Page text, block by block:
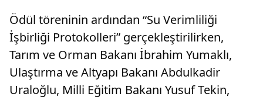
Ödül töreninin ardından “Su Verimliliği
İşbirliği Protokolleri” gerçekleştirilirken,
Tarım ve Orman Bakanı İbrahim Yumaklı,
Ulaştırma ve Altyapı Bakanı Abdulkadir
Uraloğlu, Milli Eğitim Bakanı Yusuf Tekin,